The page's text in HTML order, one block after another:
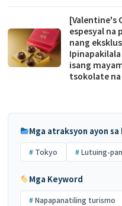
[Valentine's
espesyal
nang
isang
tsokolate
Mga atraksyon ayon
Tokyo Lutuing-
Mga Keyword
Napapanatiling turismo